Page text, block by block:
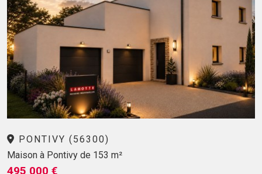
PONTIVY (56300)
Maison à Pontivy de 153 m²
495 000 €